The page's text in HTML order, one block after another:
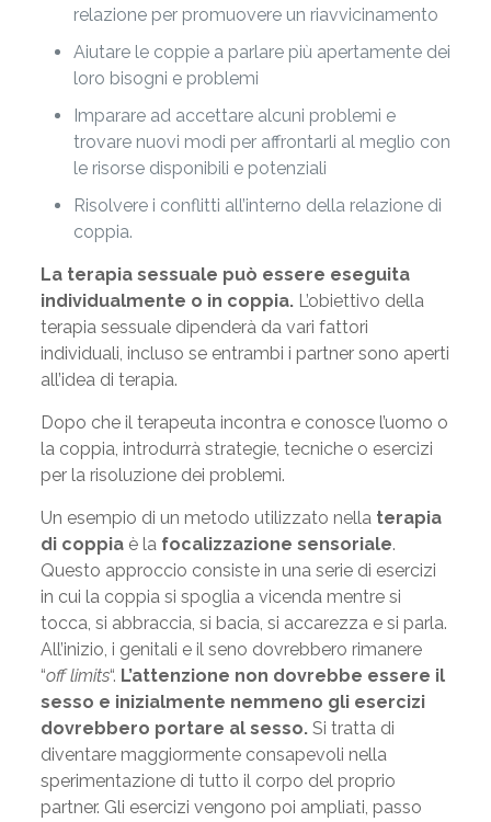
relazione per promuovere un riavvicinamento
Aiutare le coppie a parlare più apertamente dei
loro bisogni e problemi
Imparare ad accettare alcuni problemi e
trovare nuovi modi per affrontarli al meglio con
le risorse disponibili e potenziali
Risolvere i conflitti all’interno della relazione di
coppia.
La terapia sessuale può essere eseguita
individualmente o in coppia.L’obiettivo della
terapia sessuale dipenderà da vari fattori
individuali, incluso se entrambi i partner sono aperti
all’idea di terapia.
Dopo che il terapeuta incontra e conosce l’uomo o
la coppia, introdurrà strategie, tecniche o esercizi
per la risoluzione dei problemi.
Un esempio di un metodo utilizzato nella terapia
di coppiaè la focalizzazione sensoriale.
Questo approccio consiste in una serie di esercizi
in cui la coppia si spoglia a vicenda mentre si
tocca, si abbraccia, si bacia, si accarezza e si parla.
All’inizio, i genitali e il seno dovrebbero rimanere
“off limits“. L’attenzione non dovrebbe essere il
sesso e inizialmente nemmeno gli esercizi
dovrebbero portare al sesso.Si tratta di
diventare maggiormente consapevoli nella
sperimentazione di tutto il corpo del proprio
partner. Gli esercizi vengono poi ampliati, passo